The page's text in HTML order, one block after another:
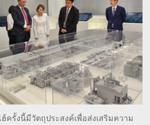
ฮ้ครั้งนี้มีวัตถุประสงค์เพื่อส่งเสริมความ